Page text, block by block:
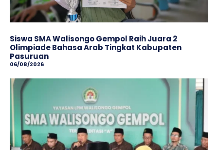
Siswa SMA Walisongo Gempol Raih Juara 2
Olimpiade Bahasa Arab Tingkat Kabupaten
Pasuruan
06/08/2026